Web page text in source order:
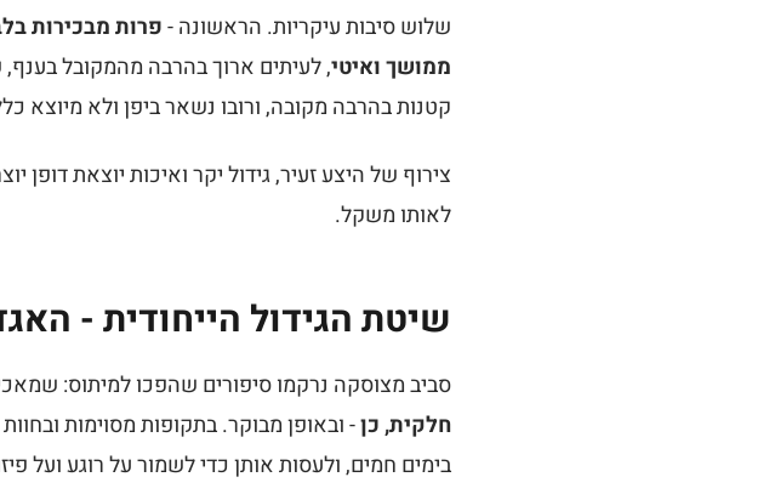
שלוש סיבות עיקריות. הראשונה -פרות מבכירות
ממושך ואיטי, לעיתים ארוך בהרבה מהמקובל
קטנות בהרבה מקובה, ורובו נשאר ביפן ולא מיוצא
צירוף של היצע זעיר, גידול יקר ואיכות יוצאת
לאותו משקל.
שיטת הגידול הייחודית -
סביב מצוסקה נרקמו סיפורים שהפכו למיתוס:
חלקית, כן- ובאופן מבוקר. בתקופות מסוימות
בימים חמים, ולעסות אותן כדי לשמור על רוגע ועל